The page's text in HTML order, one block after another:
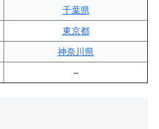
千葉県
東京都
神奈川県
–